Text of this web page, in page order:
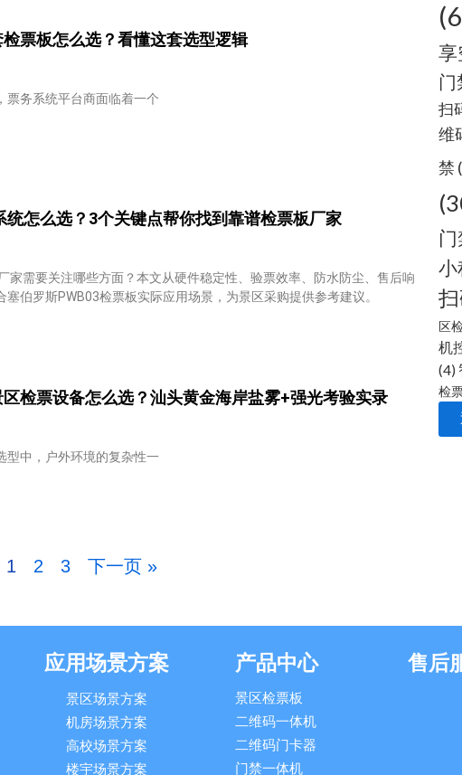
票板怎么选？看懂这套选型逻辑
票务系统平台商面临着一个
统怎么选？3个关键点帮你找到靠谱检票板厂家
家需要关注哪些方面？本文从硬件稳定性、验票效率、防水防尘、售后响
塞伯罗斯PWB03检票板实际应用场景，为景区采购提供参考建议。
区检票设备怎么选？汕头黄金海岸盐雾+强光考验实录
型中，户外环境的复杂性一
1 2 3 下一页 »
享
门
扫
维
禁
小
区
机
(4)
检
应用场景方案
景区场景方案
机房场景方案
高校场景方案
楼宇场景方案
产品中心
景区检票板
二维码一体机
二维码门卡器
门禁一体机
售后